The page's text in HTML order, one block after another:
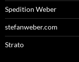
Spedition Weber
stefanweber.com
Strato